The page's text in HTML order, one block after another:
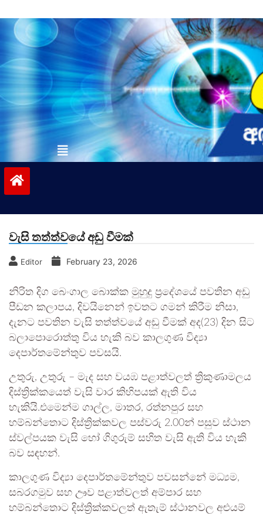
to
contentvinivida.lk
වැසි තත්ත්වයේ අඩු වීමක්
Editor February 23, 2026
නිරිත දිග බෙංගාල බොක්ක මුහුදු ප්‍රදේශයේ පවතින අඩු
පීඩන කලාපය, දිවයිනෙන් ඉවතට ගමන් කිරීම නිසා,
දැනට පවතින වැසි තත්ත්වයේ අඩු වීමක් අද(23) දින සිට
බලාපොරොත්තු විය හැකි බව කාලගුණ විද්‍යා
දෙපාර්තමේන්තුව පවසයි.
උතුරු, උතුරු – මැද සහ වයඹ පළාත්වලත් ත්‍රිකුණාමලය
දිස්ත්‍රික්කයෙත් වැසි වාර කිහිපයක් ඇති විය
හැකියි.එමෙන්ම ගාල්ල, මාතර, රත්නපුර සහ
හම්බන්තොට දිස්ත්‍රික්කවල පස්වරු 2.00න් පසුව ස්ථාන
ස්වල්පයක වැසි හෝ ගිගුරුම් සහිත වැසි ඇති විය හැකි
බව සඳහන්.
කාලගුණ විද්‍යා දෙපාර්තමේන්තුව පවසන්නේ මධ්‍යම,
සබරගමුව සහ ඌව පළාත්වලත් අම්පාර සහ
හම්බන්තොට දිස්ත්‍රික්කවලත් ඇතැම් ස්ථානවල අළුයම්